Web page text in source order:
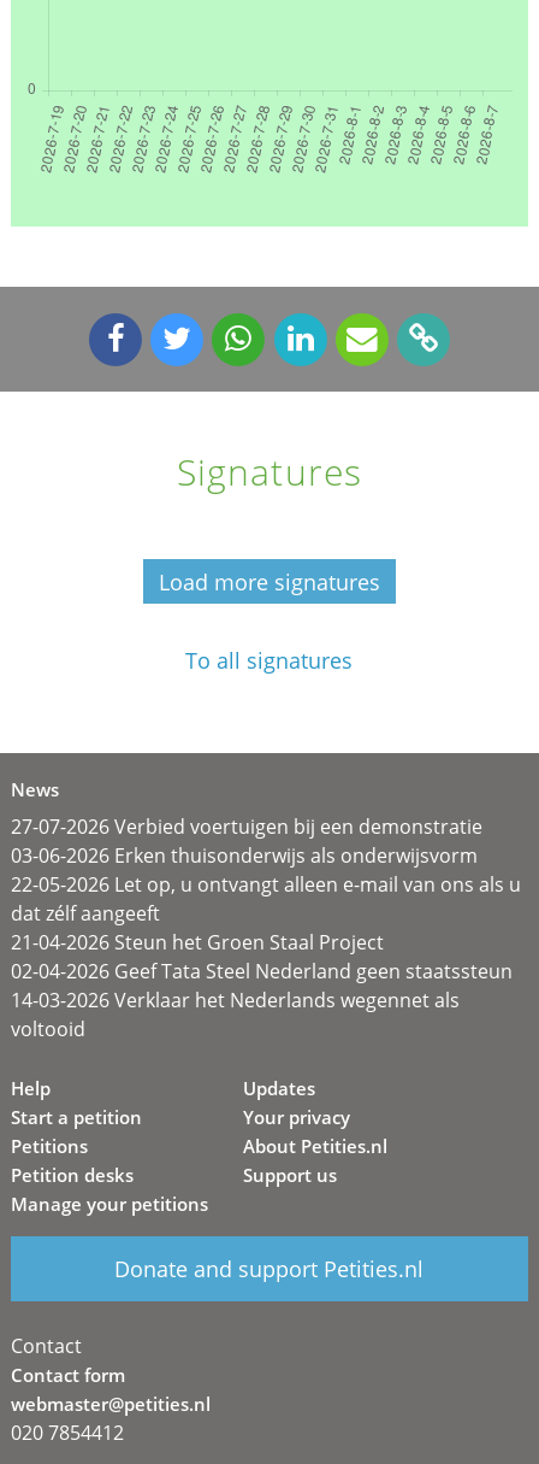
Signatures
Load more signatures
To all signatures
News
27-07-2026 Verbied voertuigen bij een demonstratie
03-06-2026 Erken thuisonderwijs als onderwijsvorm
22-05-2026 Let op, u ontvangt alleen e-mail van ons als u
dat zélf aangeeft
21-04-2026 Steun het Groen Staal Project
02-04-2026 Geef Tata Steel Nederland geen staatssteun
14-03-2026 Verklaar het Nederlands wegennet als
voltooid
Help
Start a petition
Petitions
Petition desks
Manage your petitions
Updates
Your privacy
About Petities.nl
Support us
Donate and support Petities.nl
Contact
Contact form
webmaster@petities.nl
020 7854412